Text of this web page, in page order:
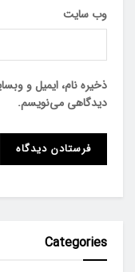
وب‌ سایت
ذخیره نام، ایمیل و
دیدگاهی می‌نویسم.
Categories